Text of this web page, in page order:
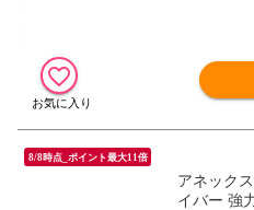
8/8時点_ポイント最大11倍
アネック
イバー 強